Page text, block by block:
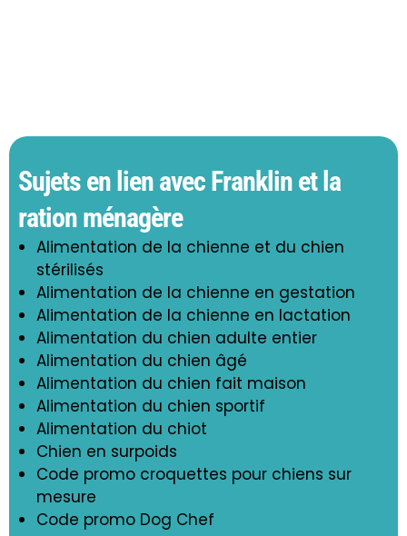
Sujets en lien avec Franklin et la
ration ménagère
Alimentation de la chienne et du chien
stérilisés
Alimentation de la chienne en gestation
Alimentation de la chienne en lactation
Alimentation du chien adulte entier
Alimentation du chien âgé
Alimentation du chien fait maison
Alimentation du chien sportif
Alimentation du chiot
Chien en surpoids
Code promo croquettes pour chiens sur
mesure
Code promo Dog Chef